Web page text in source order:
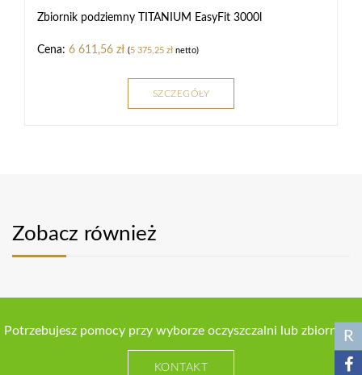
R
Zbiornik podziemny TITANIUM EasyFit 3000l
6 611,56 zł (5 375,25 złnetto)
SZCZEGÓŁY
Zobacz również
Potrzebujesz pomocy przy wyborze oczyszczalni lub zbiornika?
KONTAKT